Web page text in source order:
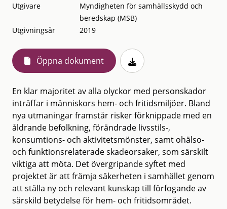
Utgivare
Myndigheten för samhällsskydd och
beredskap (MSB)
Utgivningsår
2019
Öppna dokument
En klar majoritet av alla olyckor med personskador
inträffar i människors hem- och fritidsmiljöer. Bland
nya utmaningar framstår risker förknippade med en
åldrande befolkning, förändrade livsstils-,
konsumtions- och aktivitetsmönster, samt ohälso-
och funktionsrelaterade skadeorsaker, som särskilt
viktiga att möta. Det övergripande syftet med
projektet är att främja säkerheten i samhället genom
att ställa ny och relevant kunskap till förfogande av
särskild betydelse för hem- och fritidsområdet.